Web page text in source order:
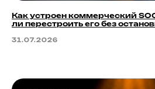
Как устроен коммерческий
ли перестроить его без
31.07.2026